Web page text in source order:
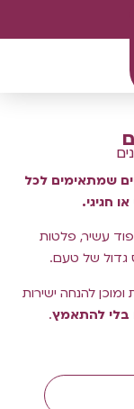
שמתאימים לכל
חגיגי.
עשיר, פלטות
גדול של טעם.
להנחה ישירות
בלי להתאמץ.